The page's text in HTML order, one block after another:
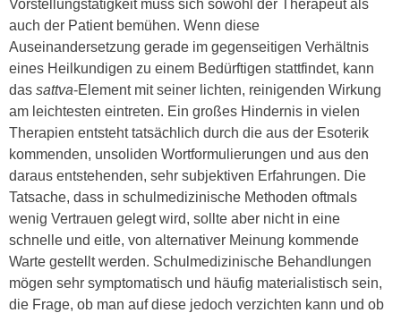
Vorstellungstätigkeit muss sich sowohl der Therapeut als
auch der Patient bemühen. Wenn diese
Auseinandersetzung gerade im gegenseitigen Verhältnis
eines Heilkundigen zu einem Bedürftigen stattfindet, kann
das sattva-Element mit seiner lichten, reinigenden Wirkung
am leichtesten eintreten. Ein großes Hindernis in vielen
Therapien entsteht tatsächlich durch die aus der Esoterik
kommenden, unsoliden Wortformulierungen und aus den
daraus entstehenden, sehr subjektiven Erfahrungen. Die
Tatsache, dass in schulmedizinische Methoden oftmals
wenig Vertrauen gelegt wird, sollte aber nicht in eine
schnelle und eitle, von alternativer Meinung kommende
Warte gestellt werden. Schulmedizinische Behandlungen
mögen sehr symptomatisch und häufig materialistisch sein,
die Frage, ob man auf diese jedoch verzichten kann und ob